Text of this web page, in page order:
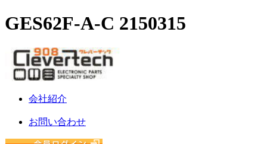
GES62F-A-C 2150315
会社紹介
お問い合わせ